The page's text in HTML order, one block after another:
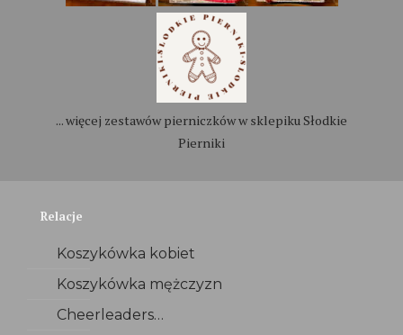
... więcej zestawów pierniczków w sklepiku Słodkie
Pierniki
Relacje
Koszykówka kobiet
Koszykówka mężczyzn
Cheerleaders…